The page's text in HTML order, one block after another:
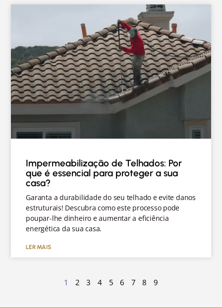
Impermeabilização de Telhados: Por
que é essencial para proteger a sua
casa?
Garanta a durabilidade do seu telhado e evite danos
estruturais! Descubra como este processo pode
poupar-lhe dinheiro e aumentar a eficiência
energética da sua casa.
LER MAIS
1 2 3 4 5 6 7 8 9